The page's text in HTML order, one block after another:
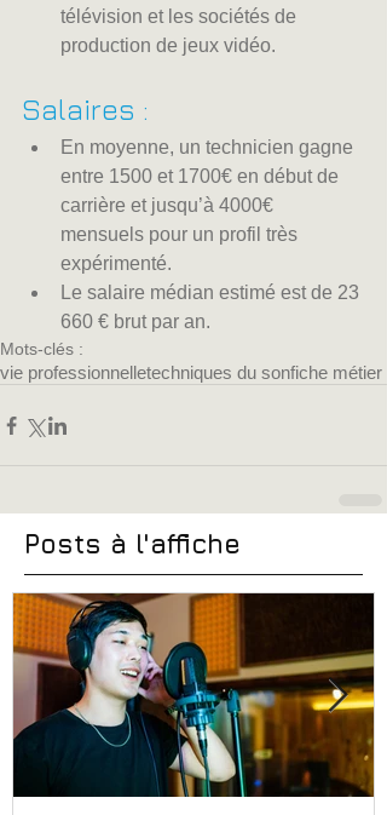
télévision et les sociétés de
production de jeux vidéo.
Salaires :
En moyenne, un technicien gagne
entre 1500 et 1700€ en début de
carrière et jusqu’à 4000€
mensuels pour un profil très
expérimenté.
Le salaire médian estimé est de 23
660 € brut par an.
Mots-clés :
vie professionnelletechniques du sonfiche métier
Posts à l'affiche